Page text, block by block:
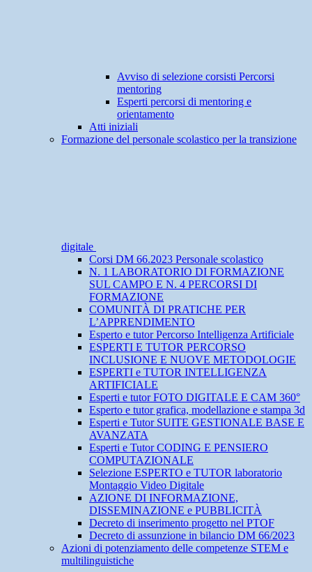
Avviso di selezione corsisti Percorsi
mentoring
Esperti percorsi di mentoring e
orientamento
Atti iniziali
Formazione del personale scolastico per la transizione
digitale
Corsi DM 66.2023 Personale scolastico
N. 1 LABORATORIO DI FORMAZIONE
SUL CAMPO E N. 4 PERCORSI DI
FORMAZIONE
COMUNITÀ DI PRATICHE PER
L’APPRENDIMENTO
Esperto e tutor Percorso Intelligenza Artificiale
ESPERTI E TUTOR PERCORSO
INCLUSIONE E NUOVE METODOLOGIE
ESPERTI e TUTOR INTELLIGENZA
ARTIFICIALE
Esperti e tutor FOTO DIGITALE E CAM 360°
Esperto e tutor grafica, modellazione e stampa 3d
Esperti e Tutor SUITE GESTIONALE BASE E
AVANZATA
Esperti e Tutor CODING E PENSIERO
COMPUTAZIONALE
Selezione ESPERTO e TUTOR laboratorio
Montaggio Video Digitale
AZIONE DI INFORMAZIONE,
DISSEMINAZIONE e PUBBLICITÀ
Decreto di inserimento progetto nel PTOF
Decreto di assunzione in bilancio DM 66/2023
Azioni di potenziamento delle competenze STEM e
multilinguistiche